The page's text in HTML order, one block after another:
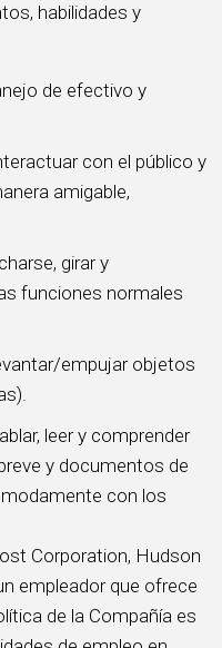
habilidades y
de efectivo y
con el público y
amigable,
girar y
funciones normales
empujar objetos
leer y comprender
y documentos de
con los
Corporation, Hudson
empleador que ofrece
de la Compañía es